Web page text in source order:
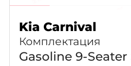
Kia Carnival
Комплектация
Gasoline 9-